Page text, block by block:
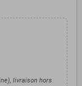
livraison hors